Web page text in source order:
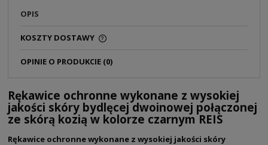
OPIS
KOSZTY DOSTAWY
OPINIE O PRODUKCIE (0)
Rękawice ochronne wykonane z wysokiej
jakości skóry bydlęcej dwoinowej połączonej
ze skórą kozią w kolorze czarnym REIS
Rękawice ochronne wykonane z wysokiej jakości skóry